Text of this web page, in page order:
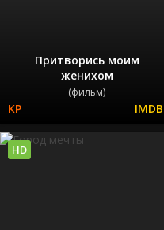
Притворись моим
женихом
(фильм)
HD